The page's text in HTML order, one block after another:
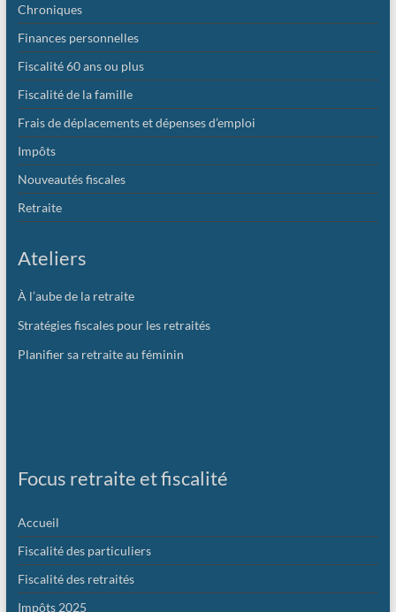
Chroniques
Finances personnelles
Fiscalité 60 ans ou plus
Fiscalité de la famille
Frais de déplacements et dépenses d’emploi
Impôts
Nouveautés fiscales
Retraite
Ateliers
À l’aube de la retraite
Stratégies fiscales pour les retraités
Planifier sa retraite au féminin
Focus retraite et fiscalité
Accueil
Fiscalité des particuliers
Fiscalité des retraités
Impôts 2025